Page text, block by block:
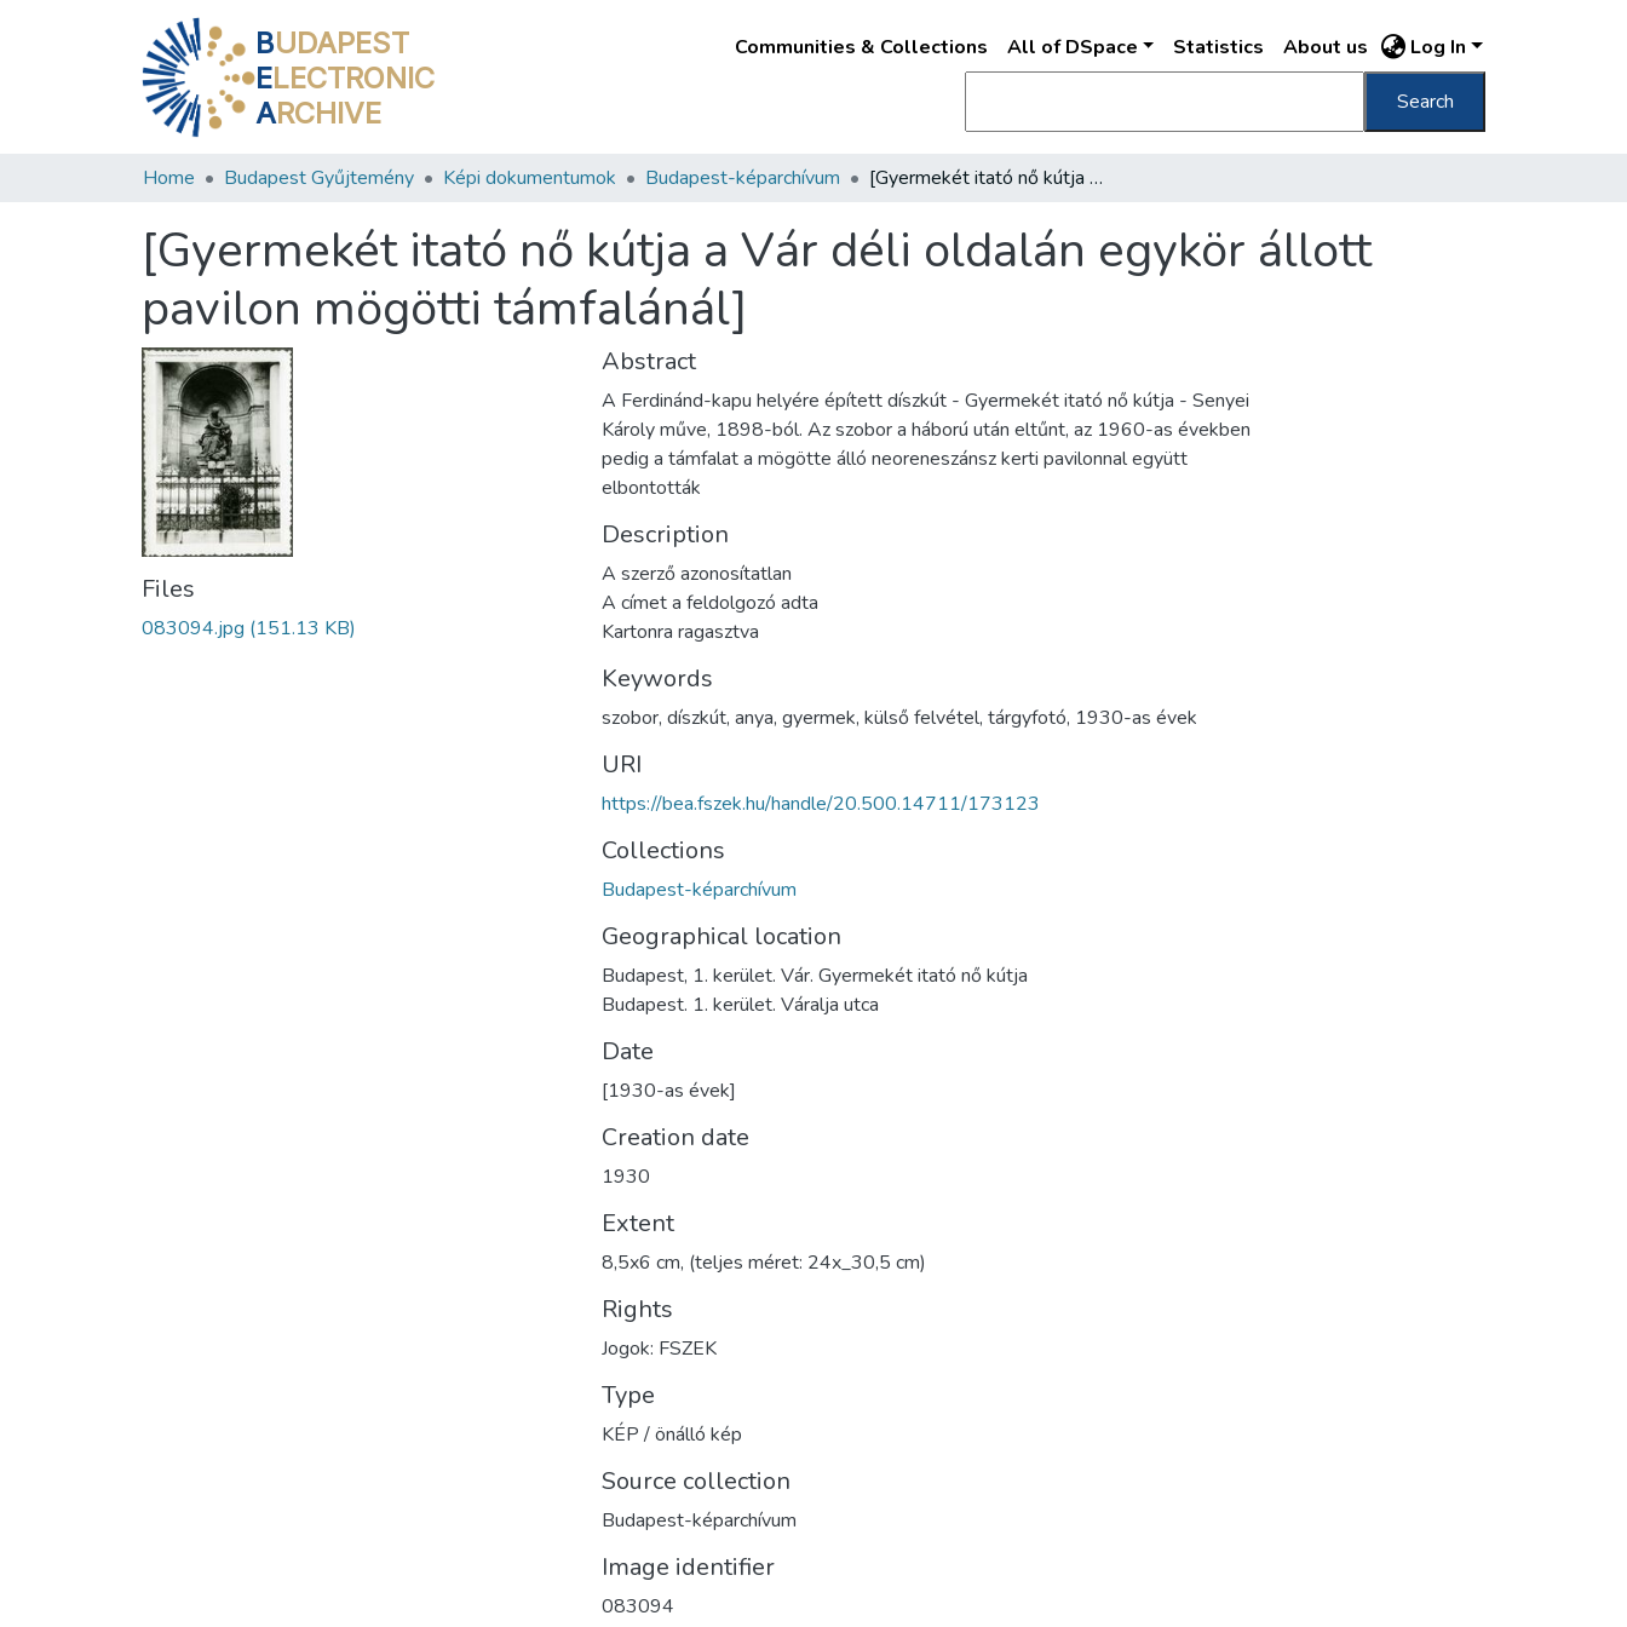
BUDAPEST
ELECTRONIC
ARCHIVE
Communities & Collections All of DSpace Statistics About us Log In
Search
Home Budapest Gyűjtemény Képi dokumentumok Budapest-képarchívum [Gyermekét itató nő kútja a Vár déli oldalán egykör állott pavilon mögötti támfalánál]
[Gyermekét itató nő kútja a Vár déli oldalán egykör állott
pavilon mögötti támfalánál]
Files
083094.jpg (151.13 KB)
Abstract
A Ferdinánd-kapu helyére épített díszkút - Gyermekét itató nő kútja - Senyei
Károly műve, 1898-ból. Az szobor a háború után eltűnt, az 1960-as években
pedig a támfalat a mögötte álló neoreneszánsz kerti pavilonnal együtt
elbontották
Description
A szerző azonosítatlan
A címet a feldolgozó adta
Kartonra ragasztva
Keywords
szobor, díszkút, anya, gyermek, külső felvétel, tárgyfotó, 1930-as évek
URI
https://bea.fszek.hu/handle/20.500.14711/173123
Collections
Budapest-képarchívum
Geographical location
Budapest, 1. kerület. Vár. Gyermekét itató nő kútja
Budapest. 1. kerület. Váralja utca
Date
[1930-as évek]
Creation date
1930
Extent
8,5x6 cm, (teljes méret: 24x_30,5 cm)
Rights
Jogok: FSZEK
Type
KÉP / önálló kép
Source collection
Budapest-képarchívum
Image identifier
083094